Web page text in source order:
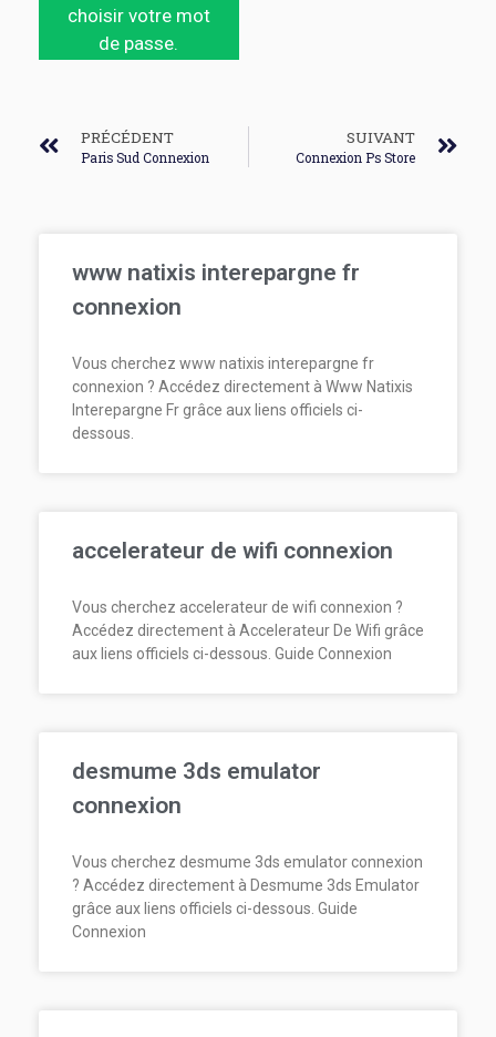
choisir votre mot
de passe.
PRÉCÉDENT
Paris Sud Connexion
SUIVANT
Connexion Ps Store
www natixis interepargne fr
connexion
Vous cherchez www natixis interepargne fr
connexion ? Accédez directement à Www Natixis
Interepargne Fr grâce aux liens officiels ci-
dessous.
accelerateur de wifi connexion
Vous cherchez accelerateur de wifi connexion ?
Accédez directement à Accelerateur De Wifi grâce
aux liens officiels ci-dessous. Guide Connexion
desmume 3ds emulator
connexion
Vous cherchez desmume 3ds emulator connexion
? Accédez directement à Desmume 3ds Emulator
grâce aux liens officiels ci-dessous. Guide
Connexion